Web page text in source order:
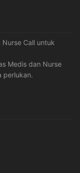
Call untuk
Medis dan Nurse
perlukan.